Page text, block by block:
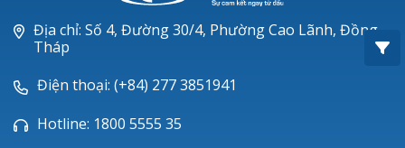
Piperacillin
Ticarlinat®
Zobacta®
Bacsulfo®
Địa chỉ: Số 4, Đường 30/4, Phường Cao Lãnh, Đồng
Tháp
Điện thoại: (+84) 277 3851941
Hotline: 1800 5555 35